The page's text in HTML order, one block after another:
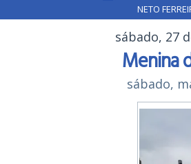
NETO
sábado, 27
Menina
sábado,